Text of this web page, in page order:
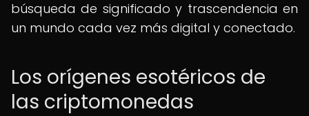
búsqueda de significado y trascendencia en
un mundo cada vez más digital y conectado.
Los orígenes esotéricos de
las criptomonedas